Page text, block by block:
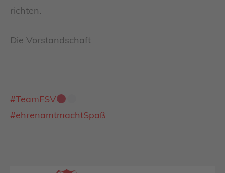
richten.
Die Vorstandschaft
#TeamFSV
#ehrenamtmachtSpaß